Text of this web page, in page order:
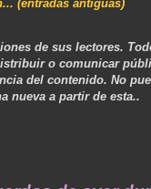
(entradas antiguas)
de sus lectores.
o comunicar
del contenido. No
nueva a partir de esta..